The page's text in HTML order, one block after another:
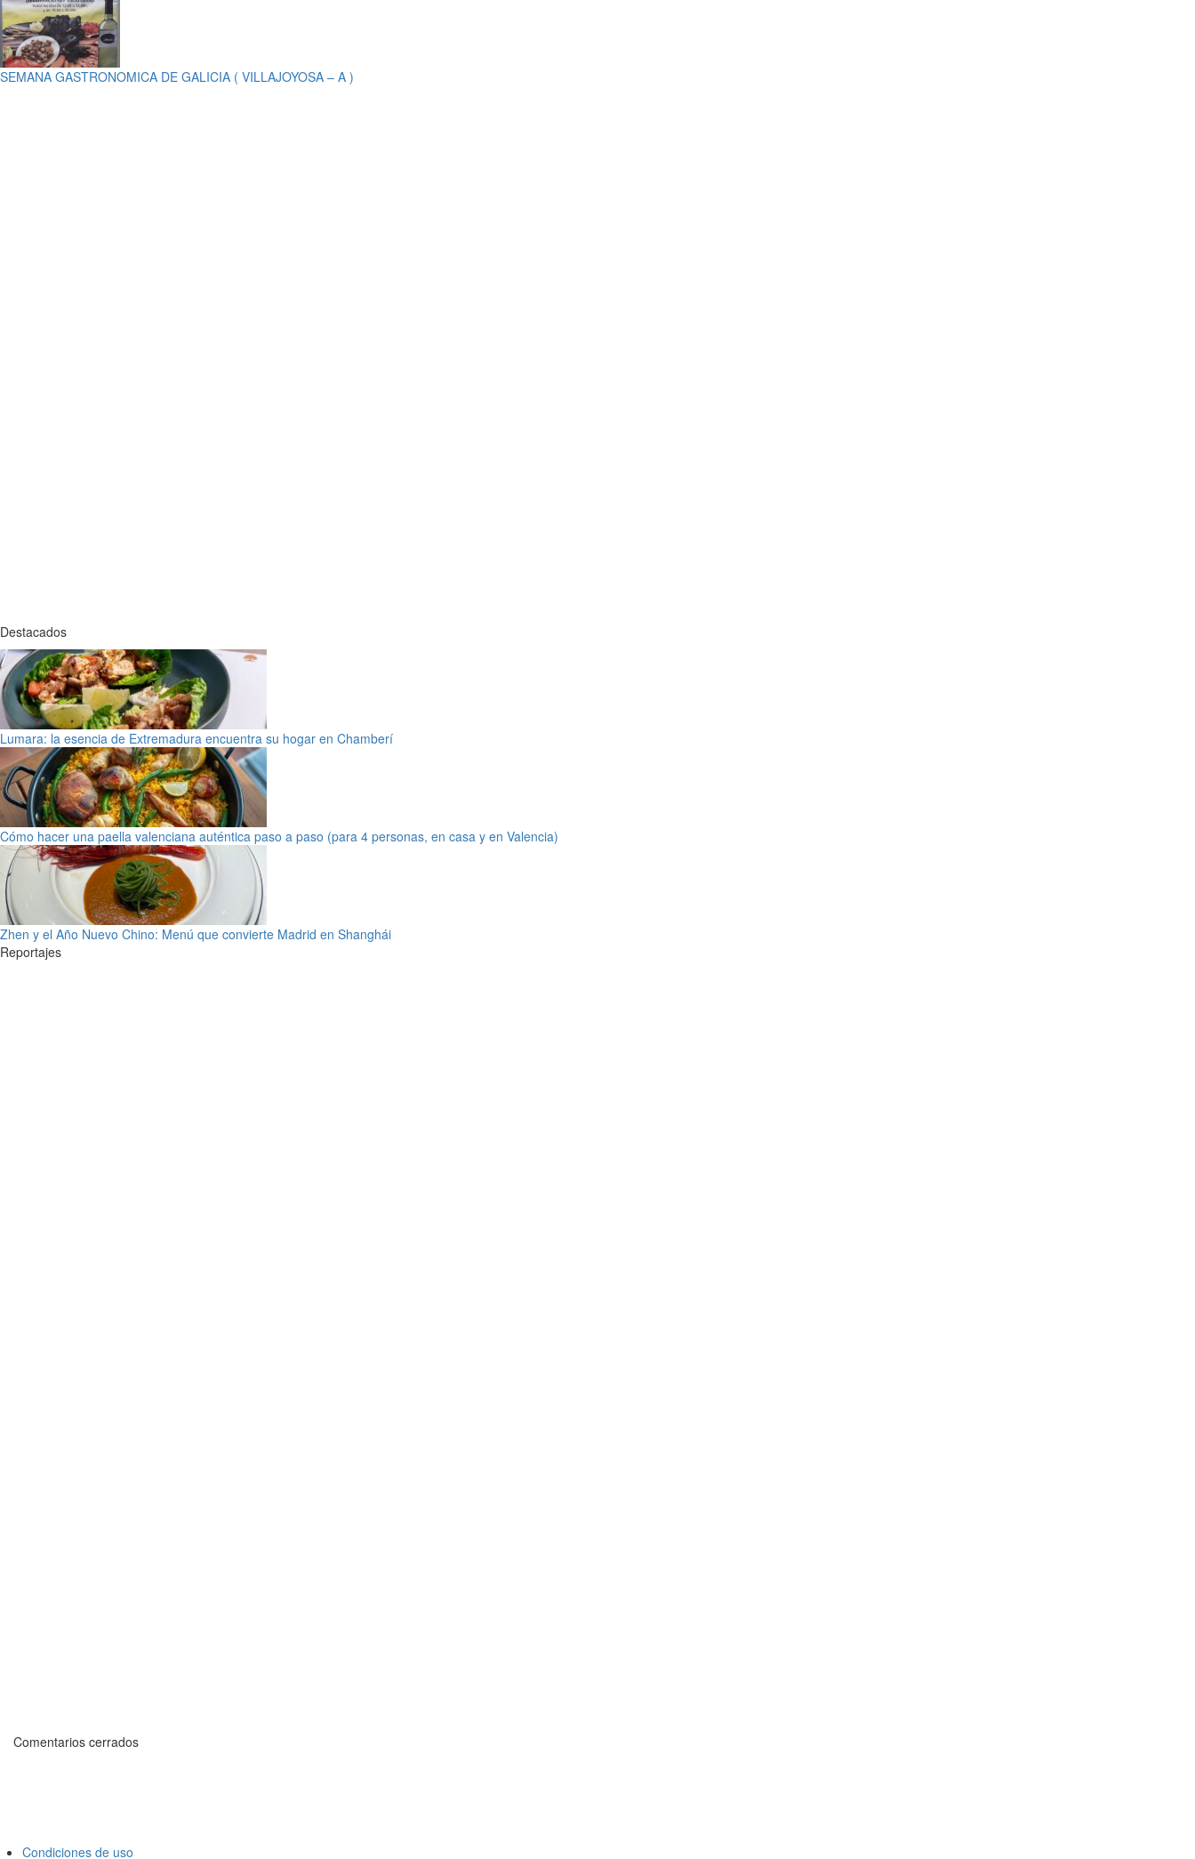
SEMANA GASTRONOMICA DE GALICIA ( VILLAJOYOSA – A )
Destacados
Lumara: la esencia de Extremadura encuentra su hogar en Chamberí
Cómo hacer una paella valenciana auténtica paso a paso (para 4 personas, en casa y en Valencia)
Zhen y el Año Nuevo Chino: Menú que convierte Madrid en Shanghái
Reportajes
Comentarios cerrados
Condiciones de uso